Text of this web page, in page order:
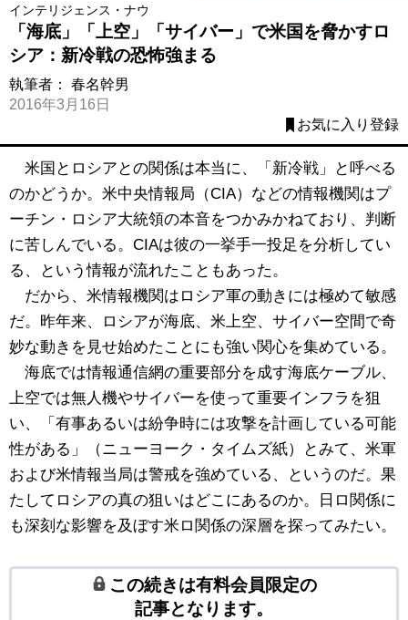
インテリジェンス・ナウ
「海底」「上空」「サイバー」で米国を脅かすロ
シア：新冷戦の恐怖強まる
執筆者： 春名幹男
2016年3月16日
お気に入り登録
米国とロシアとの関係は本当に、「新冷戦」と呼べる
のかどうか。米中央情報局（CIA）などの情報機関はプ
ーチン・ロシア大統領の本音をつかみかねており、判断
に苦しんでいる。CIAは彼の一挙手一投足を分析してい
る、という情報が流れたこともあった。
だから、米情報機関はロシア軍の動きには極めて敏感
だ。昨年来、ロシアが海底、米上空、サイバー空間で奇
妙な動きを見せ始めたことにも強い関心を集めている。
海底では情報通信網の重要部分を成す海底ケーブル、
上空では無人機やサイバーを使って重要インフラを狙
い、「有事あるいは紛争時には攻撃を計画している可能
性がある」（ニューヨーク・タイムズ紙）とみて、米軍
および米情報当局は警戒を強めている、というのだ。果
たしてロシアの真の狙いはどこにあるのか。日ロ関係に
も深刻な影響を及ぼす米ロ関係の深層を探ってみたい。
この続きは有料会員限定の
記事となります。